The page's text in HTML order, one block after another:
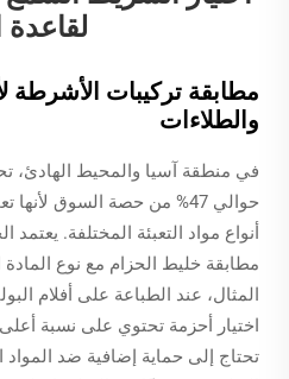
مطابقة تركيبات الأشرطة
والطلاءات
في منطقة آسيا والمحيط الهادئ،
حوالي 47% من حصة السوق
أنواع مواد التعبئة المختلفة.
مطابقة خليط الحزام مع نوع
المثال، عند الطباعة على أفلام
اختيار أحزمة تحتوي على نسبة أعلى
تحتاج إلى حماية إضافية ضد المواد